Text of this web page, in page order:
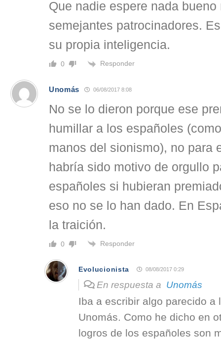
Que nadie espere nada bueno
semejantes patrocinadores.
su propia inteligencia.
0 Responder
Unomás 06/08/2017 8:08
No se lo dieron porque ese
humillar a los españoles
manos del sionismo), no para
habría sido motivo de orgullo
españoles si hubieran
eso no se lo han dado. En
la traición.
0 Responder
Evolucionista 08/08/2017 0:29
En respuesta a Unomás
Iba a escribir algo parecido a
Unomás. Como he dicho en
logros de los españoles son